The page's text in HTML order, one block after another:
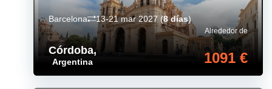
Córdoba,
Argentina
Alrededor de
1091 €
Barcelona 13-21 mar 2027 (8 días)